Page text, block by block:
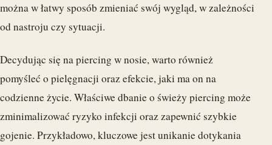
można w łatwy sposób zmieniać swój wygląd, w zależności
od nastroju czy sytuacji.
Decydując się na piercing w nosie, warto również
pomyśleć o pielęgnacji oraz efekcie, jaki ma on na
codzienne życie. Właściwe dbanie o świeży piercing może
zminimalizować ryzyko infekcji oraz zapewnić szybkie
gojenie. Przykładowo, kluczowe jest unikanie dotykania